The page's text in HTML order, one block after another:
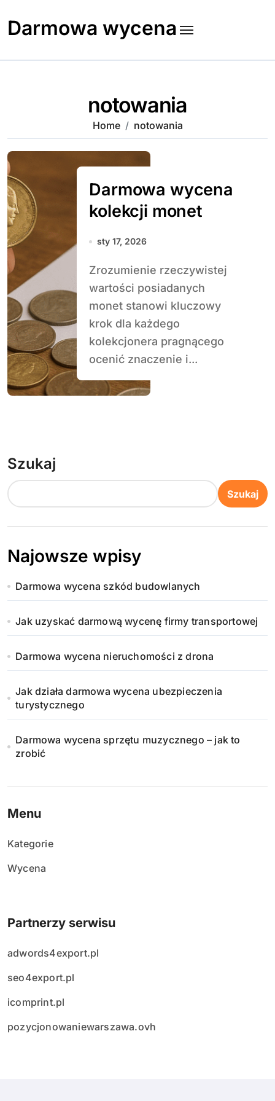
content
Darmowa wycena
notowania
Home notowania
Darmowa wycena
kolekcji monet
sty 17, 2026
Zrozumienie rzeczywistej
wartości posiadanych
monet stanowi kluczowy
krok dla każdego
kolekcjonera pragnącego
ocenić znaczenie i...
Szukaj
Szukaj
Najowsze wpisy
Darmowa wycena szkód budowlanych
Jak uzyskać darmową wycenę firmy transportowej
Darmowa wycena nieruchomości z drona
Jak działa darmowa wycena ubezpieczenia
turystycznego
Darmowa wycena sprzętu muzycznego – jak to
zrobić
Menu
Kategorie
Wycena
Partnerzy serwisu
adwords4export.pl
seo4export.pl
icomprint.pl
pozycjonowaniewarszawa.ovh